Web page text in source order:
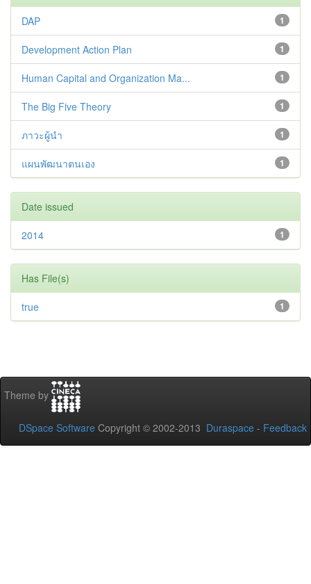
1
DAP
1
Development Action Plan
1
Human Capital and Organization Ma...
1
The Big Five Theory
1
ภาวะผู้นำ
1
แผนพัฒนาตนเอง
Date issued
1
2014
Has File(s)
1
true
Theme by
DSpace Software Copyright © 2002-2013 Duraspace - Feedback